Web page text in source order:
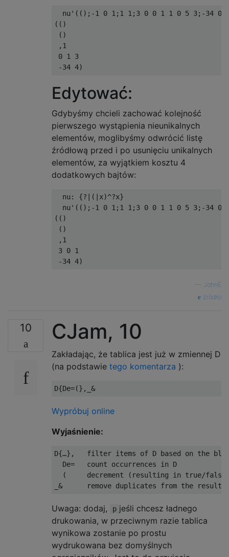
nu'(();-1 0 1;1 1;3 0 0 1 1 0 5 3;-34 0
(()
()
,1
0 1 3
Edytować:
Gdybyśmy chcieli zachować kolejność
pierwszego wystąpienia nieunikalnych
elementów, moglibyśmy odwrócić listę
źródłową przed i po usunięciu unikalnych
elementów, za wyjątkiem kosztu 4
dodatkowych bajtów:
  nu: {?|(|x)^?x}
nu'(();-1 0 1;1 1;3 0 0 1 1 0 5 3;-34 0
(()
()
,1
3 0 1
JohnE
źródło
10 CJam, 10
Zakładając, że tablica jest już w zmiennej D
(na podstawie tego komentarza ):
Wypróbuj online
Wyjaśnienie:
D{…},   filter items of D based on the
  De=   count occurrences in D
(     decrement (resulting in true/
Uwaga: dodaj, p jeśli chcesz ładnego
drukowania, w przeciwnym razie tablica
wynikowa zostanie po prostu
wydrukowana bez domyślnych